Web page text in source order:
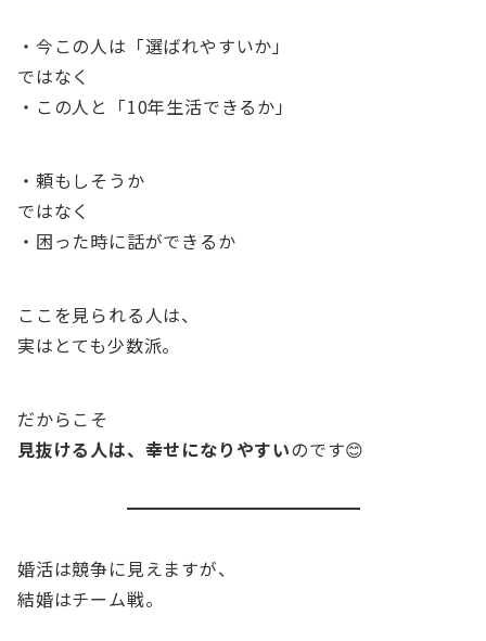
・今この人は「選ばれやすいか」
ではなく
・この人と「10年生活できるか」
・頼もしそうか
ではなく
・困った時に話ができるか
ここを見られる人は、
実はとても少数派。
だからこそ
見抜ける人は、幸せになりやすいのです😊
婚活は競争に見えますが、
結婚はチーム戦。